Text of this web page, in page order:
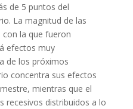
de 5 puntos del
La magnitud de las
con la que fueron
efectos muy
de los próximos
concentra sus efectos
mientras que el
recesivos distribuidos a lo